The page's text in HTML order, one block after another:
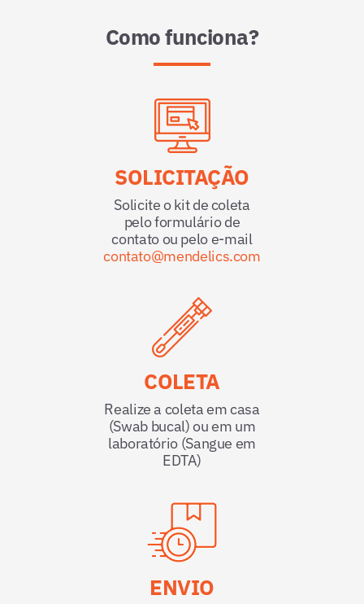
Como funciona?
SOLICITAÇÃO
Solicite o kit de coleta
pelo formulário de
contato ou pelo e-mail
contato@mendelics.com
COLETA
Realize a coleta em casa
(Swab bucal) ou em um
laboratório (Sangue em
EDTA)
ENVIO